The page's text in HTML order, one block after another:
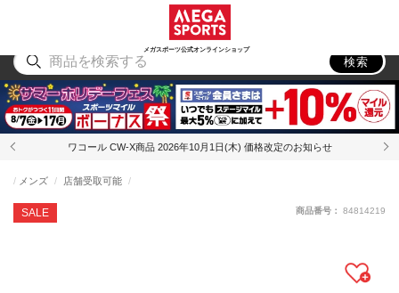
メガスポーツ公式オンラインショップ
アウトドア
検索
ワコール CW-X商品 2026年10月1日(木) 価格改定のお知らせ
SALE
メンズ 店舗受取可能
商品番号： 84814219